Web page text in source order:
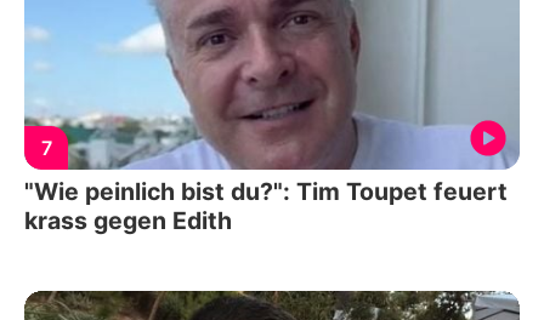
7
"Wie peinlich bist du?": Tim Toupet feuert
krass gegen Edith